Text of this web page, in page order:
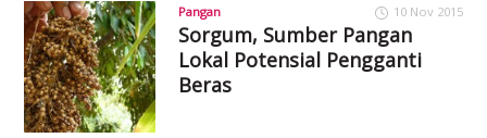
Pangan 10 Nov 2015
Sorgum, Sumber Pangan
Lokal Potensial Pengganti
Beras